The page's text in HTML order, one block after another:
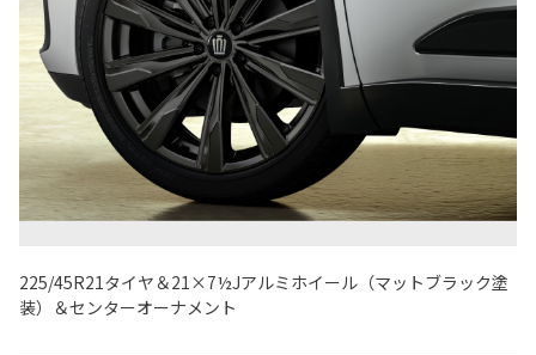
225/45R21タイヤ＆21×7½Jアルミホイール（マットブラック塗
装）＆センターオーナメント